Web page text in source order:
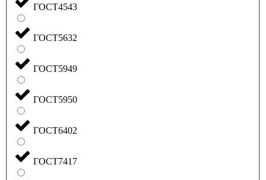
ГОСТ4543
ГОСТ5632
ГОСТ5949
ГОСТ5950
ГОСТ6402
ГОСТ7417